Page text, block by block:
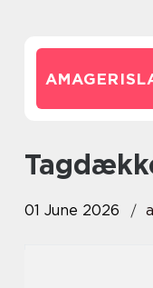
01 June 2026